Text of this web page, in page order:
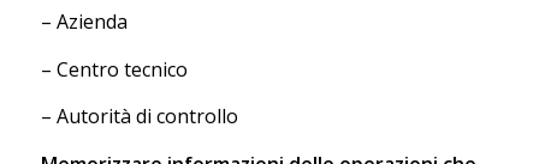
– Azienda
– Centro tecnico
– Autorità di controllo